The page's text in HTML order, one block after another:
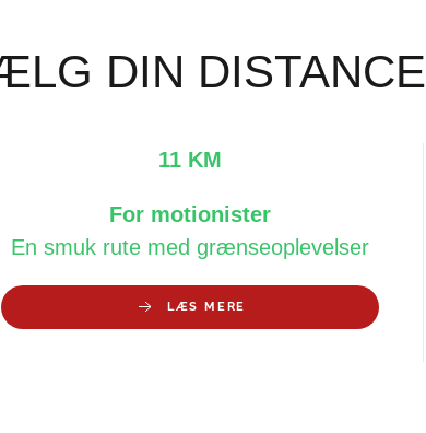
DIN DISTANCE
11 KM
For motionister
En smuk rute med grænseoplevelser
LÆS MERE